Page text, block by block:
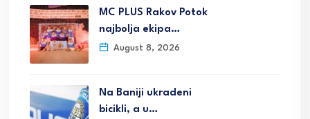
MC PLUS Rakov Potok
najbolja ekipa…
August 8, 2026
Na Baniji ukradeni
bicikli, a u…